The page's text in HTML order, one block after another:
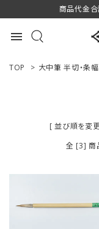
商品代金合
menu
ACCOUNT MENU
TOP > 大中筆 半切・条
[ 並び順を変
全 [3] 商